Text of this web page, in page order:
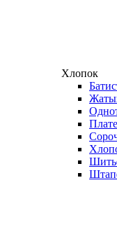
Хлопок